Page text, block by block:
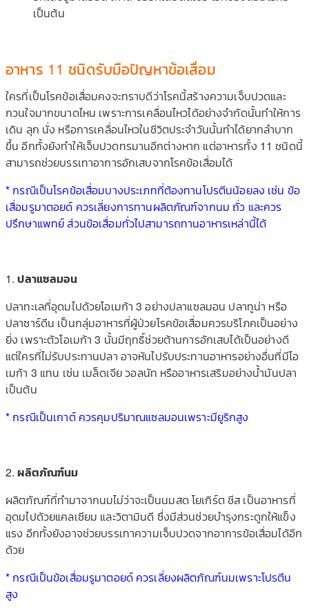
เป็นต้น
อาหาร 11 ชนิดรับมือปัญหาข้อเสื่อม
ใครที่เป็นโรคข้อเสื่อมคงจะทราบดีว่าโรคนี้สร้างความเจ็บปวดและ
กวนใจมากขนาดไหน เพราะการเคลื่อนไหวได้อย่างจำกัดนั้นทำให้การ
เดิน ลุก นั่ง หรือการเคลื่อนไหวในชีวิตประจำวันนั้นทำได้ยากลำบาก
ขึ้น อีกทั้งยังทำให้เจ็บปวดทรมานอีกต่างหาก แต่อาหารทั้ง 11 ชนิดนี้
สามารถช่วยบรรเทาอาการอักเสบจากโรคข้อเสื่อมได้
* กรณีเป็นโรคข้อเสื่อมบางประเภทที่ต้องทานโปรตีนน้อยลง เช่น ข้อ
เสื่อมรูมาตอยด์ ควรเลี่ยงการทานผลิตภัณฑ์จากนม ถั่ว และควร
ปรึกษาแพทย์ ส่วนข้อเสื่อมทั่วไปสามารถทานอาหารเหล่านี้ได้
1.ปลาแซลมอน
ปลาทะเลที่อุดมไปด้วยโอเมก้า 3 อย่างปลาแซลมอน ปลาทูน่า หรือ
ปลาซาร์ดีน เป็นกลุ่มอาหารที่ผู้ป่วยโรคข้อเสื่อมควรบริโภคเป็นอย่าง
ยิ่ง เพราะตัวโอเมก้า 3 นั้นมีฤทธิ์ช่วยต้านการอักเสบได้เป็นอย่างดี
แต่ใครที่ไม่รับประทานปลา อาจหันไปรับประทานอาหารอย่างอื่นที่มีโอ
เมก้า 3 แทน เช่น เมล็ดเจีย วอลนัท หรืออาหารเสริมอย่างน้ำมันปลา
เป็นต้น
* กรณีเป็นเกาต์ ควรคุมปริมาณแซลมอนเพราะมียูริกสูง
2.ผลิตภัณฑ์นม
ผลิตภัณฑ์ที่ทำมาจากนมไม่ว่าจะเป็นนมสด โยเกิร์ต ชีส เป็นอาหารที่
อุดมไปด้วยแคลเซียม และวิตามินดี ซึ่งมีส่วนช่วยบำรุงกระดูกให้แข็ง
แรง อีกทั้งยังอาจช่วยบรรเทาความเจ็บปวดจากอาการข้อเสื่อมได้อีก
ด้วย
* กรณีเป็นข้อเสื่อมรูมาตอยด์ ควรเลี่ยงผลิตภัณฑ์นมเพราะโปรตีน
สูง